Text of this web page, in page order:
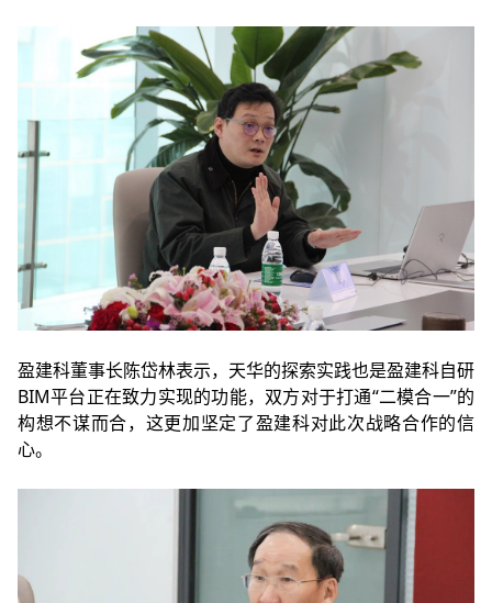
盈建科董事长陈岱林表示，天华的探索实践也是盈建科自研
BIM平台正在致力实现的功能，双方对于打通“二模合一”的
构想不谋而合，这更加坚定了盈建科对此次战略合作的信
心。